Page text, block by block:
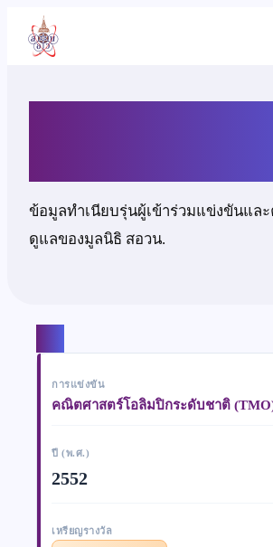
เนื้อหา
ข้อมูลทำเนียบรุ่นผู้เข้าร่วมแข่งขันแล
ดูแลของมูลนิธิ สอวน.
การแข่งขัน
คณิตศาสตร์โอลิมปิกระดับชาติ
ปี (พ.ศ.)
2552
เหรียญรางวัล